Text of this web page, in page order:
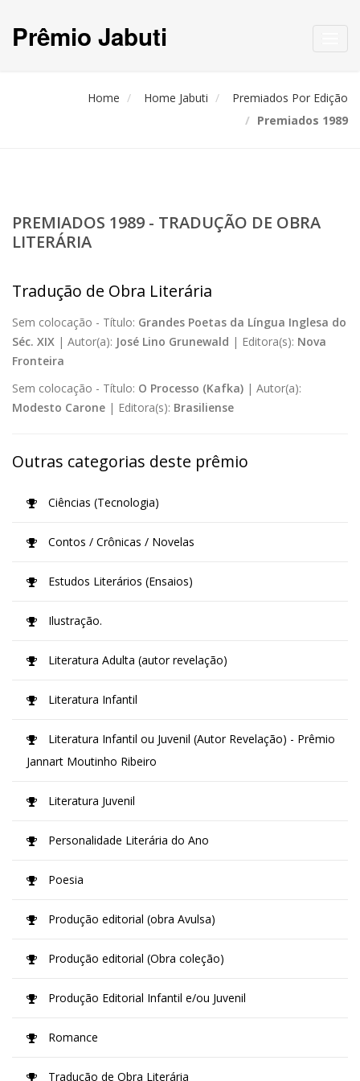
Prêmio Jabuti
Home Home Jabuti
Premiados Por Edição
Premiados 1989
PREMIADOS 1989 - TRADUÇÃO DE OBRA
LITERÁRIA
Tradução de Obra Literária
Sem colocação - Título: Grandes Poetas da Língua Inglesa do
Séc. XIX | Autor(a): José Lino Grunewald | Editora(s): Nova
Fronteira
Sem colocação - Título: O Processo (Kafka) | Autor(a):
Modesto Carone | Editora(s): Brasiliense
Outras categorias deste prêmio
Ciências (Tecnologia)
Contos / Crônicas / Novelas
Estudos Literários (Ensaios)
Ilustração.
Literatura Adulta (autor revelação)
Literatura Infantil
Literatura Infantil ou Juvenil (Autor Revelação) - Prêmio
Jannart Moutinho Ribeiro
Literatura Juvenil
Personalidade Literária do Ano
Poesia
Produção editorial (obra Avulsa)
Produção editorial (Obra coleção)
Produção Editorial Infantil e/ou Juvenil
Romance
Tradução de Obra Literária